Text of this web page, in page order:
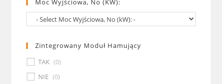
Moc Wyjściowa, No (kW):
Zintegrowany Moduł Hamujący
TAK (0)
NIE (0)